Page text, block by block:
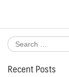
Search
for:
Recent Posts